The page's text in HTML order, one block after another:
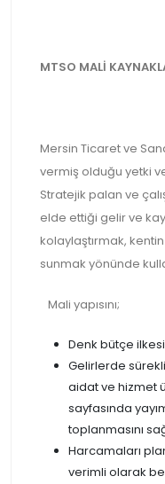
MTSO MALİ
Mersin Ticaret ve
vermiş olduğu yetki
Stratejik palan ve
elde ettiği gelir ve
kolaylaştırmak,
sunmak yönünde
Mali yapısını;
Denk bütçe
Gelirlerde
aidat ve hizmet
sayfasında
toplanmasını
Harcamaları
verimli olarak